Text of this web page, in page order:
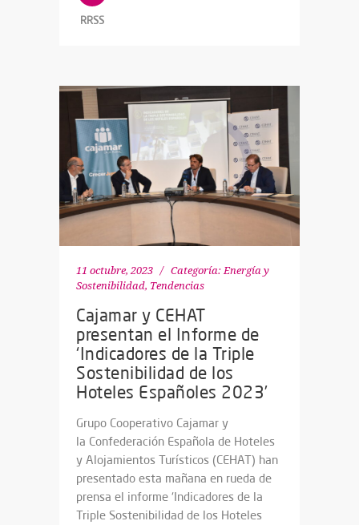
RRSS
11 octubre, 2023 Categoría: Energía y
Sostenibilidad, Tendencias
Cajamar y CEHAT
presentan el Informe de
‘Indicadores de la Triple
Sostenibilidad de los
Hoteles Españoles 2023’
Grupo Cooperativo Cajamar y
la Confederación Española de Hoteles
y Alojamientos Turísticos (CEHAT) han
presentado esta mañana en rueda de
prensa el informe ‘Indicadores de la
Triple Sostenibilidad de los Hoteles